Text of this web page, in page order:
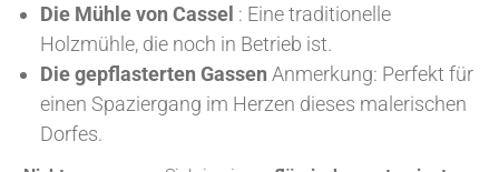
Die Mühle von Cassel : Eine traditionelle
Holzmühle, die noch in Betrieb ist.
Die gepflasterten Gassen Anmerkung: Perfekt für
einen Spaziergang im Herzen dieses malerischen
Dorfes.